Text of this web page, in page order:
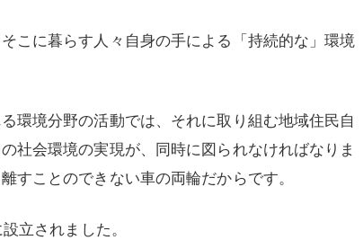
こに暮らす人々自身の手による「持続的な」環境
環境分野の活動では、それに取り組む地域住民自
社会環境の実現が、同時に図られなければなりま
すことのできない車の両輪だからです。
立されました。